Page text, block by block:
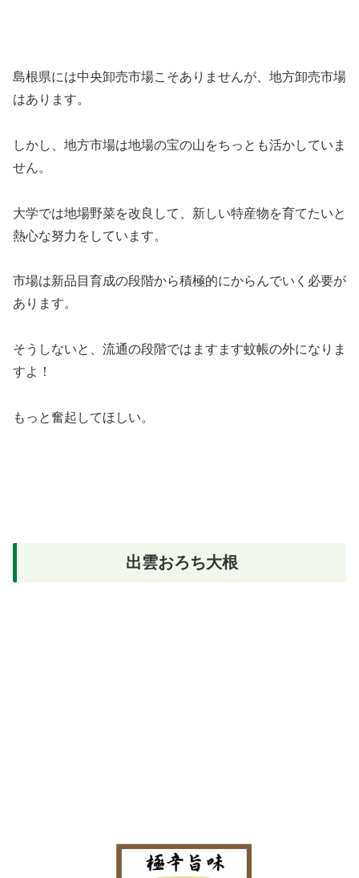
島根県には中央卸売市場こそありませんが、地方卸売市場
はあります。
しかし、地方市場は地場の宝の山をちっとも活かしていま
せん。
大学では地場野菜を改良して、新しい特産物を育てたいと
熱心な努力をしています。
市場は新品目育成の段階から積極的にからんでいく必要が
あります。
そうしないと、流通の段階ではますます蚊帳の外になりま
すよ！
もっと奮起してほしい。
出雲おろち大根